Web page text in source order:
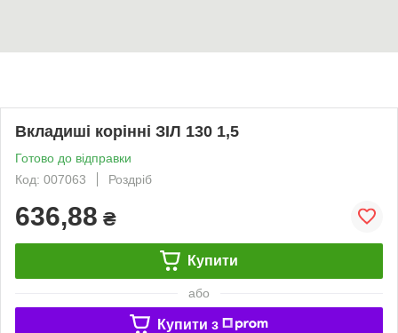
Вкладиші корінні ЗІЛ 130 1,5
Готово до відправки
Код: 007063
Роздріб
636,88 ₴
Купити
або
Купити з